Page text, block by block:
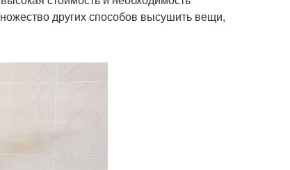
других способов высушить вещи,